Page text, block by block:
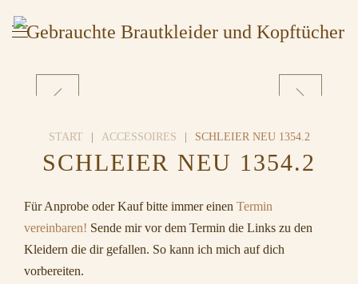
START ACCESSOIRES SCHLEIER NEU 1354.2
SCHLEIER NEU 1354.2
Für Anprobe oder Kauf bitte immer einen Termin
vereinbaren! Sende mir vor dem Termin die Links zu den
Kleidern die dir gefallen. So kann ich mich auf dich
vorbereiten.